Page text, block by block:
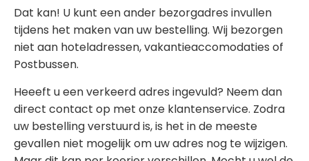
Dat kan! U kunt een ander bezorgadres invullen
tijdens het maken van uw bestelling. Wij bezorgen
niet aan hoteladressen, vakantieaccomodaties of
Postbussen.
Heeeft u een verkeerd adres ingevuld? Neem dan
direct contact op met onze klantenservice. Zodra
uw bestelling verstuurd is, is het in de meeste
gevallen niet mogelijk om uw adres nog te wijzigen.